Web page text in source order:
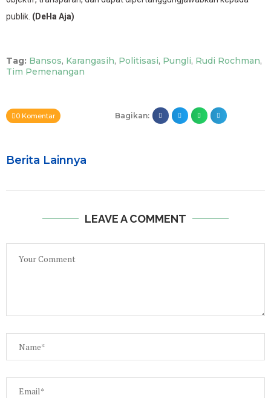
publik. (DeHa Aja)
Tag: Bansos, Karangasih, Politisasi, Pungli, Rudi Rochman,
Tim Pemenangan
0 Komentar Bagikan:
Berita Lainnya
LEAVE A COMMENT